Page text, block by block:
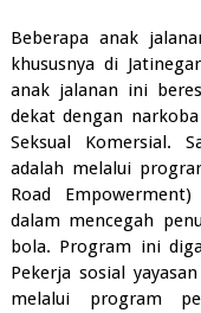
Beberapa anak
khususnya di
anak jalanan ini
dekat dengan
Seksual Komersial.
adalah melalui
Road
dalam mencegah
bola. Program ini
Pekerja sosial
melalui program